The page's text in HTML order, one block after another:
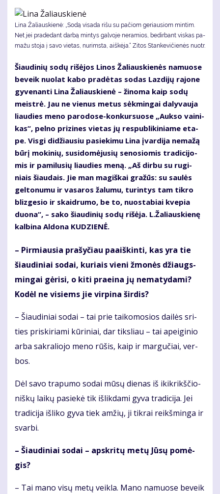
Li­na Ža­liaus­kie­nė: „So­dą vi­sa­da ri­šu su pa­čiom ge­riau­siom min­tim.
Net jei pra­de­dant dar­bą min­tys gal­vo­je ne­ra­mios, be­dir­bant vis­kas pa­
ma­žu sto­ja į sa­vo vie­tas, nu­rims­ta, aiš­kė­ja.“ Zitos Stankevičienės nuotr.
Šiau­di­nių so­dų ri­šė­jos Li­nos Ža­liaus­kie­nės na­muo­se
be­veik nuo­lat ka­bo pra­dė­tas so­das Laz­di­jų ra­jo­ne
gy­ve­nan­ti Li­na Ža­liaus­kie­nė – ži­no­ma kaip so­dų
meist­rė. Jau ne vie­nus me­tus sėk­min­gai da­ly­vau­ja
liau­dies me­no pa­ro­do­se-kon­kur­suo­se „Auk­so vai­ni­
kas“, pel­no pri­zi­nes vie­tas jų res­pub­li­ki­nia­me eta­
pe. Vis­gi di­džiau­siu pa­sie­ki­mu Li­na įvar­di­ja ne­ma­žą
bū­rį mo­ki­nių, su­si­do­mė­ju­sių se­no­sio­mis tra­di­ci­jo­
mis ir pa­mi­lu­sių liau­dies me­ną. „Aš dir­bu su ru­gi­
niais šiau­dais. Jie man ma­giš­kai gra­žūs: su sau­lės
gel­to­nu­mu ir va­sa­ros ža­lu­mu, tu­rin­tys tam tik­ro
bliz­ge­sio ir skaid­ru­mo, be to, nuo­sta­biai kve­pia
duo­na“, – sa­ko šiau­di­nių so­dų ri­šė­ja. L.Ža­liaus­kie­nę
kal­bi­na Al­do­na KU­DZIE­NĖ.
– Pir­miau­sia pra­šy­čiau pa­aiš­kin­ti, kas yra tie
šiau­di­niai so­dai, ku­riais vie­ni žmo­nės džiaugs­
min­gai gė­ri­si, o ki­ti pra­ei­na jų ne­ma­ty­da­mi?
Ko­dėl ne vi­siems jie vir­pi­na šir­dis?
– Šiau­di­niai so­dai – tai prie tai­ko­mo­sios dai­lės sri­
ties pri­ski­ria­mi kū­ri­niai, dar tiks­liau – tai apei­gi­nio
ar­ba sak­ra­lio­jo me­no rū­šis, kaip ir mar­gu­čiai, ver­
bos.
Dėl sa­vo tra­pu­mo so­dai mū­sų die­nas iš ikik­rikš­čio­
niš­kų lai­kų pa­sie­kė tik iš­lik­da­mi gy­va tra­di­ci­ja. Jei
tra­di­ci­ja iš­li­ko gy­va tiek am­žių, ji tik­rai reikš­min­ga ir
svar­bi.
– Šiau­di­niai so­dai – ap­skri­tų me­tų Jū­sų po­mė­
gis?
– Tai ma­no vi­sų me­tų veik­la. Ma­no na­muo­se be­veik